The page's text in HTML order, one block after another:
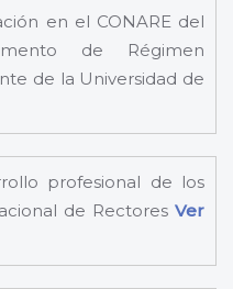
en el CONARE del
de Régimen
de la Universidad de
profesional de los
de Rectores Ver